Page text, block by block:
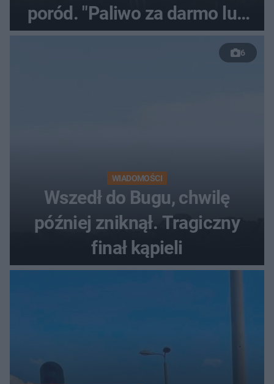
poród. "Paliwo za darmo lub
50 %!"
6
WIADOMOŚCI
Wszedł do Bugu, chwilę
później zniknął. Tragiczny
finał kąpieli